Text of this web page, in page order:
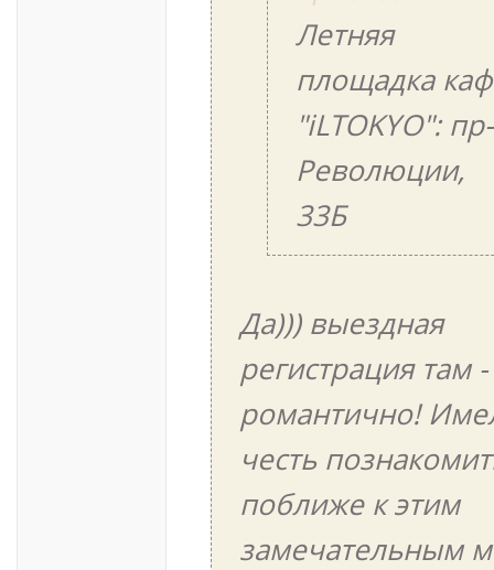
Летняя
площадка
"iLTOKYO":
Революции,
33Б
Да))) выездная
регистрация там
романтично!
честь
поближе к этим
замечательным